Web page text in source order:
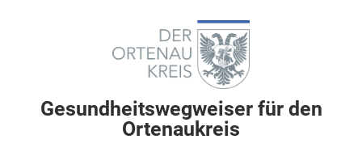
Gesundheitswegweiser für den
Ortenaukreis